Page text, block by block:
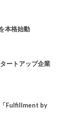
本格始動
ートアップ企業
「Fulfillment by